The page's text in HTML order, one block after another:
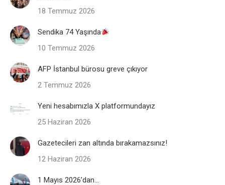
18 Temmuz 2026
Sendika 74 Yaşında
10 Temmuz 2026
AFP İstanbul bürosu greve çıkıyor
2 Temmuz 2026
Yeni hesabımızla X platformundayız
25 Haziran 2026
Gazetecileri zan altında bırakamazsınız!
12 Haziran 2026
1 Mayıs 2026’dan…